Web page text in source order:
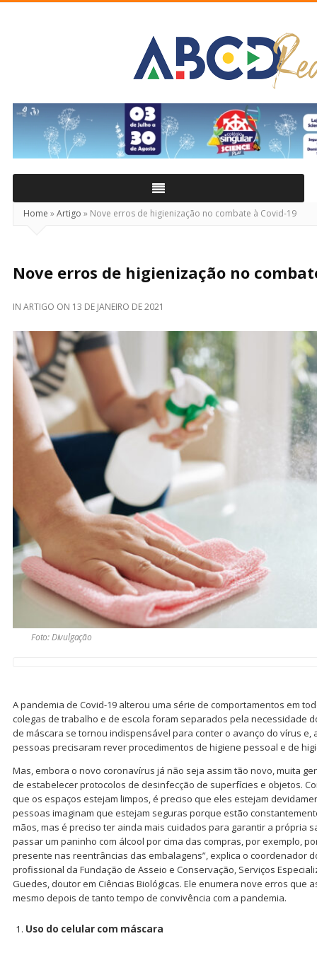
Real
Home »Artigo » Nove erros de higienização no combate à Covid-19
Nove erros de higienização no
IN ARTIGO ON 13 DE JANEIRO DE 2021
Foto: Divulgação
A pandemia de Covid-19 alterou uma série de comportamentos em
colegas de trabalho e de escola foram separados pela necessidade
de máscara se tornou indispensável para conter o avanço do vírus e,
pessoas precisaram rever procedimentos de higiene pessoal e de
Mas, embora o novo coronavírus já não seja assim tão novo, muita
de estabelecer protocolos de desinfecção de superfícies e objetos.
que os espaços estejam limpos, é preciso que eles estejam
pessoas imaginam que estejam seguras porque estão
mãos, mas é preciso ter ainda mais cuidados para garantir a própria
passar um paninho com álcool por cima das compras, por exemplo,
presente nas reentrâncias das embalagens”, explica o coordenador
profissional da Fundação de Asseio e Conservação, Serviços
Guedes, doutor em Ciências Biológicas. Ele enumera nove erros que
mesmo depois de tanto tempo de convivência com a pandemia.
Uso do celular com máscara